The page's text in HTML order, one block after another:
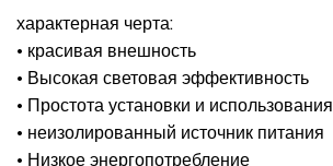
характерная черта:
• красивая внешность
• Высокая световая эффективность
• Простота установки и использования
• неизолированный источник питания
• Низкое энергопотребление